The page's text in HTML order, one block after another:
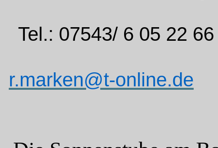
Tel.: 07543/ 6 05 22 66
r.marken@t-online.de